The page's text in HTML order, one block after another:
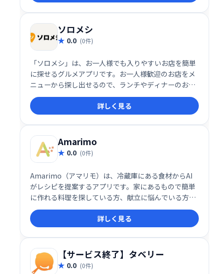
ソロメシ
0.0 (0件)
「ソロメシ」は、お一人様でも入りやすいお店を簡単
に探せるグルメアプリです。お一人様歓迎のお店をメ
ニューから探し出せるので、ランチやディナーのお店
選びの煩わしさを解消します。一人ご飯をもっと楽し
く、もっと自由に。
詳しく見る
Amarimo
0.0 (0件)
Amarimo（アマリモ）は、冷蔵庫にある食材からAI
がレシピを提案するアプリです。家にあるもので簡単
に作れる料理を探している方、献立に悩んでいる方に
おすすめです。食材を登録するだけで、あなたにぴっ
たりのレシピを提案。料理のレパートリーを増やし、
食卓を豊かに彩ります。
詳しく見る
【サービス終了】タベリー
0.0 (0件)